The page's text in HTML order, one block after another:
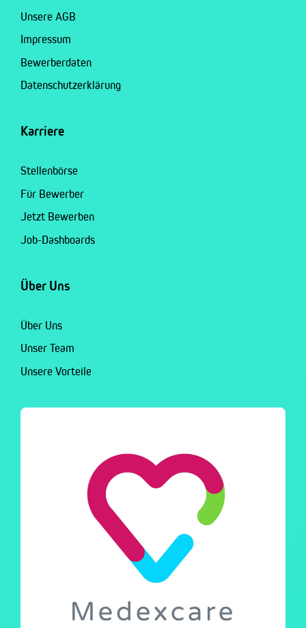
Unsere AGB
Impressum
Bewerberdaten
Datenschutzerklärung
Karriere
Stellenbörse
Für Bewerber
Jetzt Bewerben
Job-Dashboards
Über Uns
Über Uns
Unser Team
Unsere Vorteile